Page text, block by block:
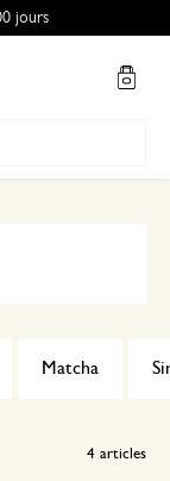
jours
Matcha
4 articles